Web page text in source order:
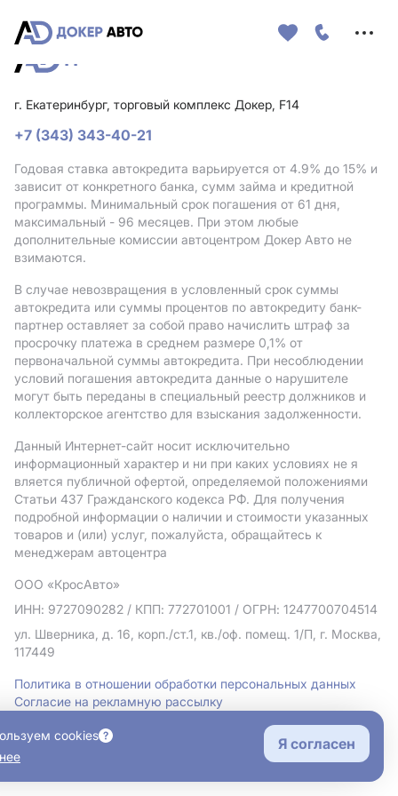
г. Екатеринбург, торговый комплекс Докер, F14
+7 (343) 343-40-21
Годовая ставка автокредита варьируется от 4.9% до 15% и
зависит от конкретного банка, сумм займа и кредитной
программы. Минимальный срок погашения от 61 дня,
максимальный - 96 месяцев. При этом любые
дополнительные комиссии автоцентром Докер Авто не
взимаются.
В случае невозвращения в условленный срок суммы
автокредита или суммы процентов по автокредиту банк-
партнер оставляет за собой право начислить штраф за
просрочку платежа в среднем размере 0,1% от
первоначальной суммы автокредита. При несоблюдении
условий погашения автокредита данные о нарушителе
могут быть переданы в специальный реестр должников и
коллекторское агентство для взыскания задолженности.
Данный Интернет-сайт носит исключительно
информационный характер и ни при каких условиях не я
вляется публичной офертой, определяемой положениями
Статьи 437 Гражданского кодекса РФ. Для получения
подробной информации о наличии и стоимости указанных
товаров и (или) услуг, пожалуйста, обращайтесь к
менеджерам автоцентра
ООО «КросАвто»
ИНН: 9727090282 / КПП: 772701001 / ОГРН: 1247700704514
ул. Шверника, д. 16, корп./ст.1, кв./оф. помещ. 1/П, г. Москва,
117449
Политика в отношении обработки персональных данных
Согласие на рекламную рассылку
cookies
Я согласен